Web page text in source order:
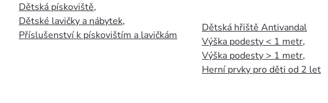
Dětská pískoviště,
Dětské lavičky a nábytek,
Příslušenství k pískovištím a lavičkám
Dětská hřiště Antivandal
Výška podesty < 1 metr,
Výška podesty > 1 metr,
Herní prvky pro děti od 2 let